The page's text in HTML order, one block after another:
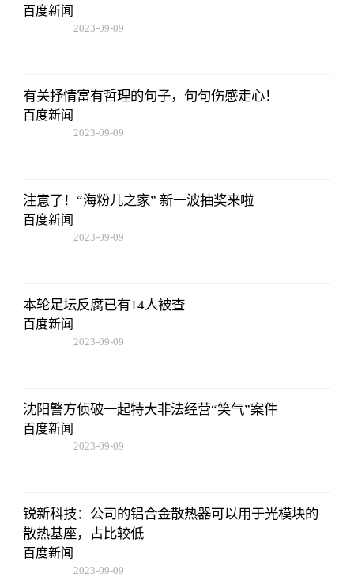
百度新闻
2023-09-09
有关抒情富有哲理的句子，句句伤感走心！
百度新闻
2023-09-09
注意了！“海粉儿之家” 新一波抽奖来啦
百度新闻
2023-09-09
本轮足坛反腐已有14人被查
百度新闻
2023-09-09
沈阳警方侦破一起特大非法经营“笑气”案件
百度新闻
2023-09-09
锐新科技：公司的铝合金散热器可以用于光模块的
散热基座，占比较低
百度新闻
2023-09-09